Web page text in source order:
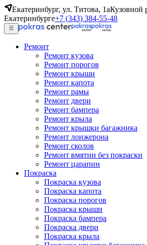
Екатеринбург, ул. Титова, 1аКузовной
Екатеринбурге+7 (343) 384-55-48
Ремонт
Ремонт кузова
Ремонт порогов
Ремонт крыши
Ремонт капота
Ремонт рамы
Ремонт двери
Ремонт бампера
Ремонт крыла
Ремонт крышки багажника
Ремонт лонжерона
Ремонт сколов
Ремонт вмятин без покраски
Ремонт царапин
Покраска
Покраска кузова
Покраска капота
Покраска порогов
Покраска крыши
Покраска бампера
Покраска двери
Покраска крыла